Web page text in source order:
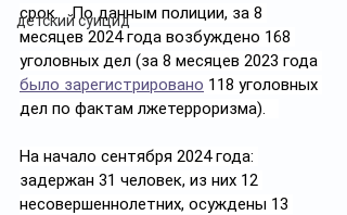
детский суицид
срок.   По данным полиции, за 8
месяцев 2024 года возбуждено 168
уголовных дел (за 8 месяцев 2023 года
было зарегистрировано 118 уголовных
дел по фактам лжетерроризма).
На начало сентября 2024 года:
задержан 31 человек, из них 12
несовершеннолетних, осуждены 13